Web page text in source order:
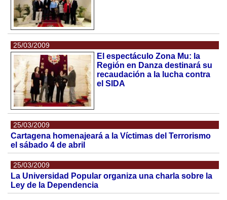
25/03/2009
El espectáculo Zona Mu: la
Región en Danza destinará su
recaudación a la lucha contra
el SIDA
25/03/2009
Cartagena homenajeará a la Víctimas del Terrorismo
el sábado 4 de abril
25/03/2009
La Universidad Popular organiza una charla sobre la
Ley de la Dependencia